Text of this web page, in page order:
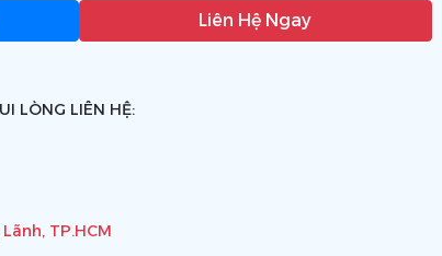
Liên Hệ Ngay
LÒNG LIÊN HỆ:
TP.HCM